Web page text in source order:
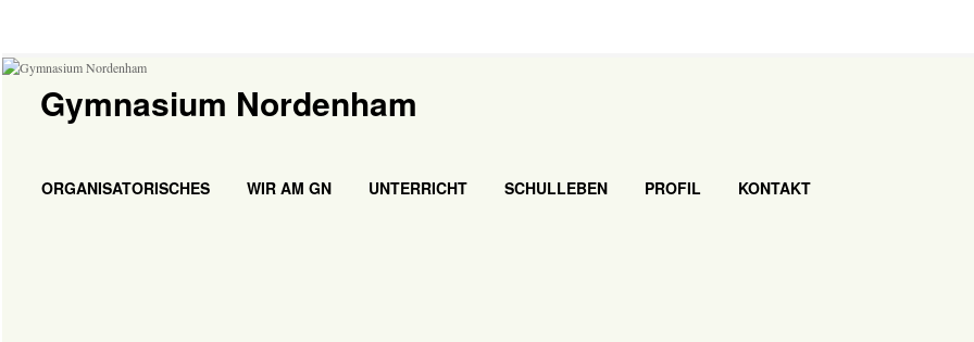
Gymnasium Nordenham
ORGANISATORISCHES WIR AM GN UNTERRICHT SCHULLEBEN PROFIL KONTAKT